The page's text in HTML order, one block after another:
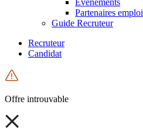
Évènements
Partenaires emploi
Guide Recruteur
Recruteur
Candidat
Offre introuvable